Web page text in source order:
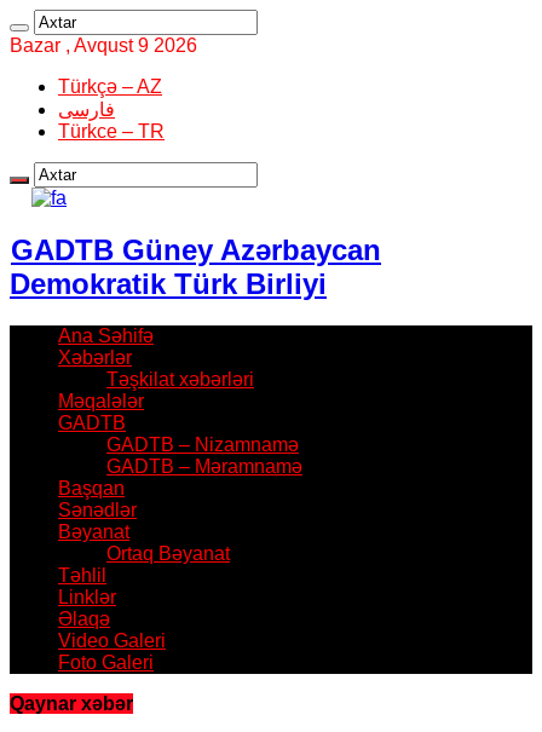
Bazar , Avqust 9 2026
Türkçə – AZ
فارسی
Türkce – TR
GADTB Güney Azərbaycan
Demokratik Türk Birliyi
Ana Səhifə
Xəbərlər
Təşkilat xəbərləri
Məqalələr
GADTB
GADTB – Nizamnamə
GADTB – Məramnamə
Başqan
Sənədlər
Bəyanat
Ortaq Bəyanat
Təhlil
Linklər
Əlaqə
Video Galeri
Foto Galeri
Qaynar xəbər